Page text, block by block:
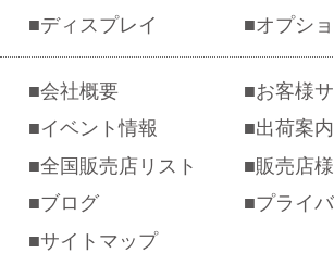
ディスプレイ
オプシ
会社概要
お客様
イベント情報
出荷案内
全国販売店リスト
販売店
ブログ
プライ
サイトマップ